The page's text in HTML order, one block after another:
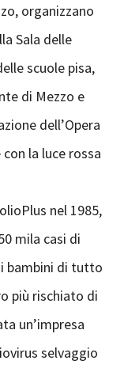
organizzano
Sala delle
scuole pisa,
di Mezzo e
dell’Opera
la luce rossa
nel 1985,
mila casi di
bambini di tutto
più rischiato di
un’impresa
selvaggio